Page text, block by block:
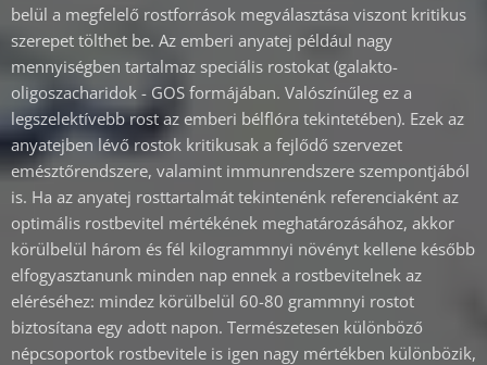
belül a megfelelő rostforrások megválasztása viszont kritikus
szerepet tölthet be. Az emberi anyatej például nagy
mennyiségben tartalmaz speciális rostokat (galakto-
oligoszacharidok - GOS formájában. Valószínűleg ez a
legszelektívebb rost az emberi bélflóra tekintetében). Ezek az
anyatejben lévő rostok kritikusak a fejlődő szervezet
emésztőrendszere, valamint immunrendszere szempontjából
is. Ha az anyatej rosttartalmát tekintenénk referenciaként az
optimális rostbevitel mértékének meghatározásához, akkor
körülbelül három és fél kilogrammnyi növényt kellene később
elfogyasztanunk minden nap ennek a rostbevitelnek az
eléréséhez: mindez körülbelül 60-80 grammnyi rostot
biztosítana egy adott napon. Természetesen különböző
népcsoportok rostbevitele is igen nagy mértékben különbözik,